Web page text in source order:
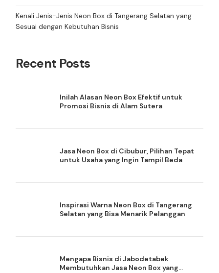
Kenali Jenis-Jenis Neon Box di Tangerang Selatan yang
Sesuai dengan Kebutuhan Bisnis
Recent Posts
Inilah Alasan Neon Box Efektif untuk
Promosi Bisnis di Alam Sutera
Jasa Neon Box di Cibubur, Pilihan Tepat
untuk Usaha yang Ingin Tampil Beda
Inspirasi Warna Neon Box di Tangerang
Selatan yang Bisa Menarik Pelanggan
Mengapa Bisnis di Jabodetabek
Membutuhkan Jasa Neon Box yang